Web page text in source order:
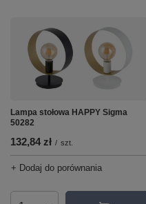
Lampa stołowa HAPPY Sigma
50282
132,84 zł / szt.
+ Dodaj do porównania